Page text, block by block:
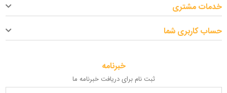
خبرنامه
ثبت نام برای دریافت خبرنامه ما
خدمات مشتری
حساب کاربری شما